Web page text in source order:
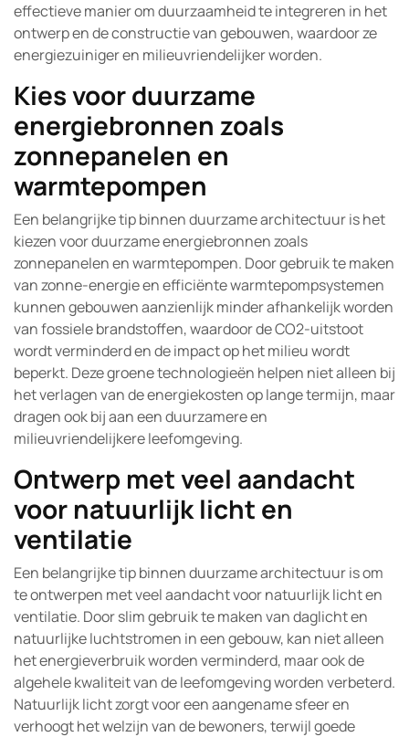
effectieve manier om duurzaamheid te integreren in het
ontwerp en de constructie van gebouwen, waardoor ze
energiezuiniger en milieuvriendelijker worden.
Kies voor duurzame
energiebronnen zoals
zonnepanelen en
warmtepompen
Een belangrijke tip binnen duurzame architectuur is het
kiezen voor duurzame energiebronnen zoals
zonnepanelen en warmtepompen. Door gebruik te maken
van zonne-energie en efficiënte warmtepompsystemen
kunnen gebouwen aanzienlijk minder afhankelijk worden
van fossiele brandstoffen, waardoor de CO2-uitstoot
wordt verminderd en de impact op het milieu wordt
beperkt. Deze groene technologieën helpen niet alleen bij
het verlagen van de energiekosten op lange termijn, maar
dragen ook bij aan een duurzamere en
milieuvriendelijkere leefomgeving.
Ontwerp met veel aandacht
voor natuurlijk licht en
ventilatie
Een belangrijke tip binnen duurzame architectuur is om
te ontwerpen met veel aandacht voor natuurlijk licht en
ventilatie. Door slim gebruik te maken van daglicht en
natuurlijke luchtstromen in een gebouw, kan niet alleen
het energieverbruik worden verminderd, maar ook de
algehele kwaliteit van de leefomgeving worden verbeterd.
Natuurlijk licht zorgt voor een aangename sfeer en
verhoogt het welzijn van de bewoners, terwijl goede